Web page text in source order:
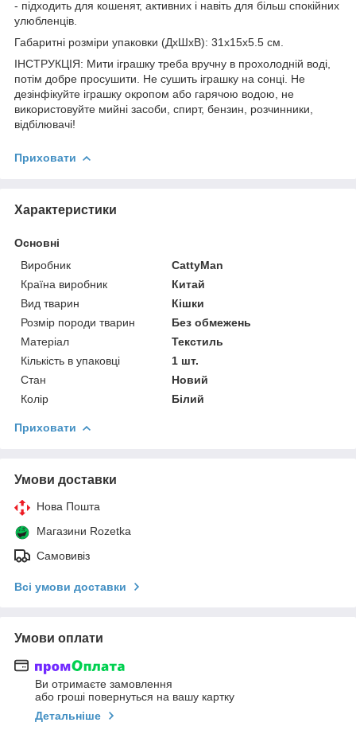
- підходить для кошенят, активних і навіть для більш спокійних
улюбленців.
Габаритні розміри упаковки (ДхШхВ): 31х15х5.5 см.
ІНСТРУКЦІЯ: Мити іграшку треба вручну в прохолодній воді,
потім добре просушити. Не сушить іграшку на сонці. Не
дезінфікуйте іграшку окропом або гарячою водою, не
використовуйте мийні засоби, спирт, бензин, розчинники,
відбілювачі!
Приховати
Характеристики
Основні
Виробник
CattyMan
Країна виробник
Китай
Вид тварин
Кішки
Розмір породи тварин
Без обмежень
Матеріал
Текстиль
Кількість в упаковці
1 шт.
Стан
Новий
Колір
Білий
Приховати
Умови доставки
Нова Пошта
Магазини Rozetka
Самовивіз
Всі умови доставки
Умови оплати
Ви отримаєте замовлення
або гроші повернуться на вашу картку
Детальніше